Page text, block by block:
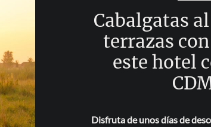
Cabalgatas
terrazas
este hotel
Disfruta de unos días de